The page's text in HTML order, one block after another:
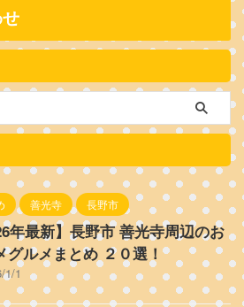
善光寺 長野市
年最新】長野市 善光寺周辺のお
グルメまとめ ２０選！
1/1